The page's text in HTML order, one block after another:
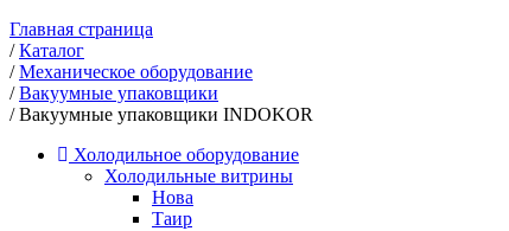
Главная страница
/Каталог
/Механическое оборудование
/Вакуумные упаковщики
/Вакуумные упаковщики INDOKOR
Холодильное оборудование
Холодильные витрины
Нова
Таир